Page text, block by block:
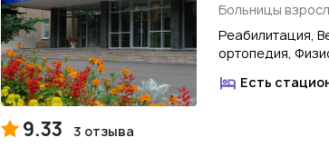
Больницы
Реабилитация,
ортопедия,
Есть
9.33 3 отзыва